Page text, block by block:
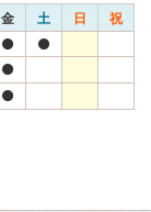
金 土 日 祝